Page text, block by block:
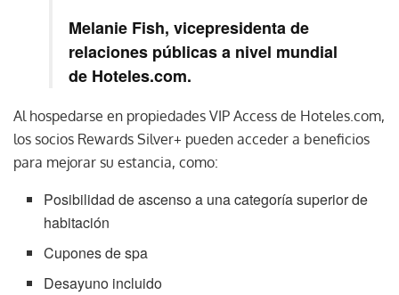
Melanie Fish, vicepresidenta de
relaciones públicas a nivel mundial
de Hoteles.com.
Al hospedarse en propiedades VIP Access de Hoteles.com,
los socios Rewards Silver+ pueden acceder a beneficios
para mejorar su estancia, como:
Posibilidad de ascenso a una categoría superior de
habitación
Cupones de spa
Desayuno incluido